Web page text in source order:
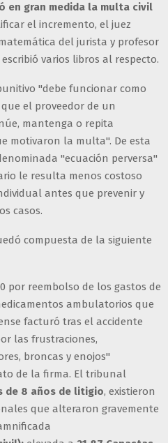
en gran medida la multa civil
el incremento, el juez
del jurista y profesor
varios libros al respecto.
"debe funcionar como
el proveedor de un
mantenga o repita
motivaron la multa". De esta
"ecuación perversa"
le resulta menos costoso
antes que prevenir y
casos.
compuesta de la siguiente
por reembolso de los gastos de
ambulatorios que
facturó tras el accidente
las frustraciones,
broncas y enojos"
de la firma. El tribunal
de 8 años de litigio, existieron
que alteraron gravemente